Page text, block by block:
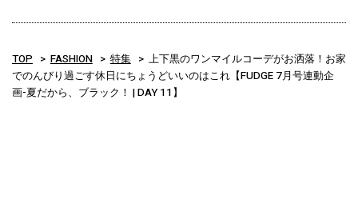
TOP FASHION 特集
上下黒のワンマイルコーデがお洒落！お家
でのんびり過ごす休日にちょうどいいのはこれ【FUDGE 7月号連動企
画-夏だから、ブラック！ | DAY 11】